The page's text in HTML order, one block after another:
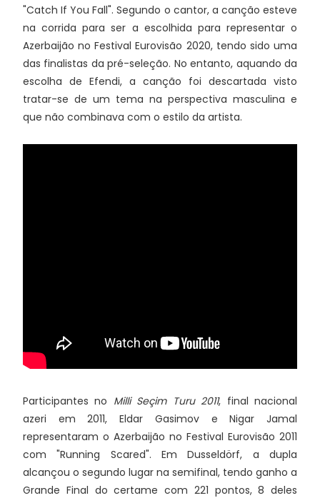
"Catch If You Fall". Segundo o cantor, a canção esteve
na corrida para ser a escolhida para representar o
Azerbaijão no Festival Eurovisão 2020, tendo sido uma
das finalistas da pré-seleção. No entanto, aquando da
escolha de Efendi, a canção foi descartada visto
tratar-se de um tema na perspectiva masculina e
que não combinava com o estilo da artista.
Participantes no Milli Seçim Turu 2011, final nacional
azeri em 2011, Eldar Gasimov e Nigar Jamal
representaram o Azerbaijão no Festival Eurovisão 2011
com "Running Scared". Em Dusseldörf, a dupla
alcançou o segundo lugar na semifinal, tendo ganho a
Grande Final do certame com 221 pontos, 8 deles